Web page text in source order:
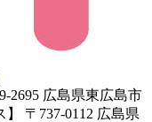
2695 広島県東広島市
〒737-0112 広島県